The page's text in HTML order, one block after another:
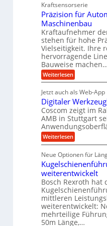
h
i
n
d
e
t
r
i
e
b
e
f
ü
r
r
a
e
U
m
g
e
b
u
n
d
A
u
f
t
r
a
g
s
e
i
n
g
a
n
g
l
o
s
e
,
w
e
n
i
g
e
r
S
t
e
l
e
n
h
n
s
t
a
n
g
e
n
g
e
t
r
i
e
b
e
f
ü
r
r
ä
z
i
s
e
H
u
b
b
Kraftsensorserie
Präzision für
Maschinenbau
Kraftaufnehmer
stehen für hohe
Vielseitigkeit. Ihre
hervorragende
Bauweise machen…
Weiterlesen:
P
ä
z
i
s
i
o
n
f
r
A
u
t
o
m
o
t
i
v
Jetzt auch als Web-App
Digitaler
Coscom zeigt im
AMB in Stuttgart
Weiterlesen:
D
g
i
t
a
l
e
r
W
e
r
Neue Optionen für
weiterentwickelt
Bosch Rexroth hat
mittleren
weiterentwickelt:
mehrteilige
50m Länge,…